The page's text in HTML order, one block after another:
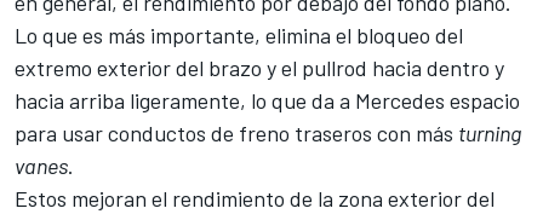
Lo que es más importante, elimina el bloqueo del
extremo exterior del brazo y el pullrod hacia dentro y
hacia arriba ligeramente, lo que da a Mercedes espacio
para usar conductos de freno traseros con más turning
vanes.
Estos mejoran el rendimiento de la zona exterior del